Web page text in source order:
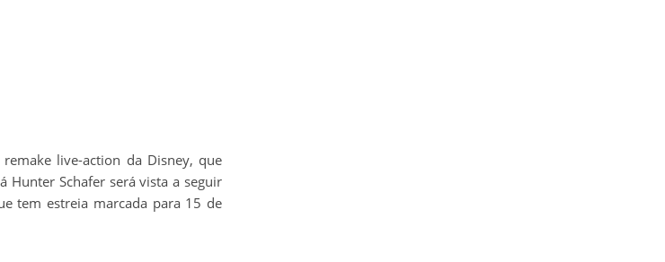
live-action da Disney, que
Hunter Schafer será vista a seguir
tem estreia marcada para 15 de